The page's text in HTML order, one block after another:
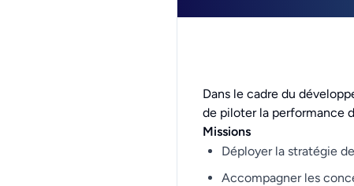
Dans le cadre du
de piloter la performance
Missions
Déployer la stratégie
Accompagner les